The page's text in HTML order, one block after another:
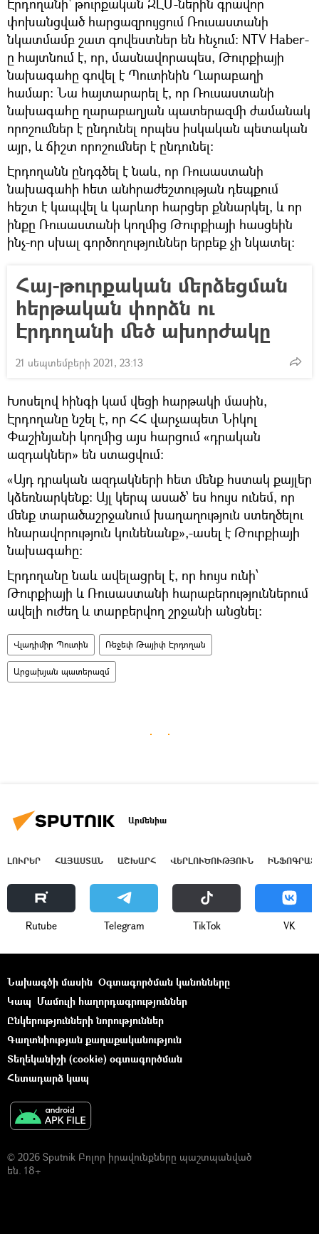
փոխանցված հարցազրույցում Ռուսաստանի
նկատմամբ շատ գովեստներ են հնչում։ NTV Haber-
ը հայտնում է, որ, մասնավորապես, Թուրքիայի
նախագահը գովել է Պուտինին Ղարաբաղի
համար։ Նա հայտարարել է, որ Ռուսաստանի
նախագահը ղարաբաղյան պատերազմի ժամանակ
որոշումներ է ընդունել որպես իսկական պետական
այր, և ճիշտ որոշումներ է ընդունել։
Էրդողանն ընդգծել է նաև, որ Ռուսաստանի
նախագահի հետ անհրաժեշտության դեպքում
հեշտ է կապվել և կարևոր հարցեր քննարկել, և որ
ինքը Ռուսաստանի կողմից Թուրքիայի հասցեին
ինչ-որ սխալ գործողություններ երբեք չի նկատել:
Հայ-թուրքական մերձեցման
հերթական փորձն ու
Էրդողանի մեծ ախորժակը
21 սեպտեմբերի 2021, 23:13
Խոսելով հինգի կամ վեցի հարթակի մասին,
Էրդողանը նշել է, որ ՀՀ վարչապետ Նիկոլ
Փաշինյանի կողմից այս հարցում «դրական
ազդակներ» են ստացվում։
«Այդ դրական ազդակների հետ մենք հստակ քայլեր
կձեռնարկենք։ Այլ կերպ ասած՝ ես հույս ունեմ, որ
մենք տարածաշրջանում խաղաղություն ստեղծելու
հնարավորություն կունենանք»,-ասել է Թուրքիայի
նախագահը։
Էրդողանը նաև ավելացրել է, որ հույս ունի՝
Թուրքիայի և Ռուսաստանի հարաբերություններում
ավելի ուժեղ և տարբերվող շրջանի անցնել։
Վլադիմիր Պուտին Ռեջեփ Թայիփ Էրդողան
Արցախյան պատերազմ
Արմենիա
ԼՈՒՐԵՐ ՀԱՅԱՍՏԱՆ ԱՇԽԱՐՀ ՎԵՐԼՈՒԾՈՒԹՅՈՒՆ
Rutube Telegram ТikТоk VK
Նախագծի մասին Օգտագործման կանոնները
Կապ Մամուլի հաղորդագրություններ
Ընկերությունների նորություններ
Գաղտնիության քաղաքականություն
Տեղեկանիշի (cookie) օգտագործման
Հետադարձ կապ
© 2026 Sputnik Բոլոր իրավունքները պաշտպանված
են. 18+